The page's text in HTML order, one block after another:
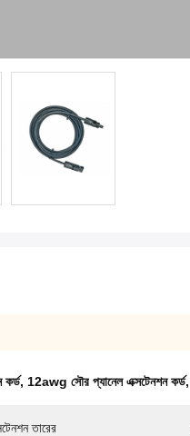
কর্ড, 12awg সৌর প্যানেল এক্সটেনশন কর্ড,
তারের